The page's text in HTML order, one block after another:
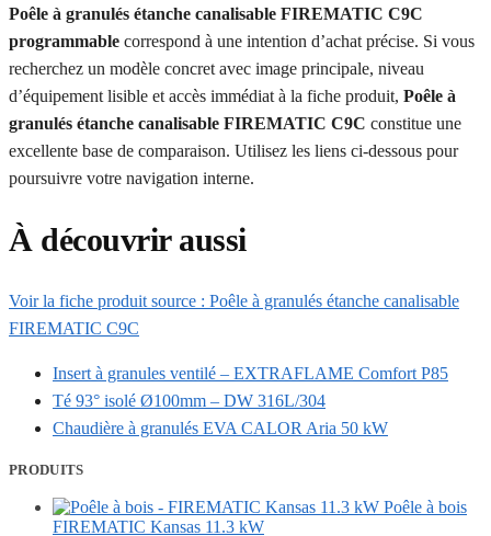
Poêle à granulés étanche canalisable FIREMATIC C9C
programmable correspond à une intention d’achat précise. Si vous
recherchez un modèle concret avec image principale, niveau
d’équipement lisible et accès immédiat à la fiche produit, Poêle à
granulés étanche canalisable FIREMATIC C9C constitue une
excellente base de comparaison. Utilisez les liens ci-dessous pour
poursuivre votre navigation interne.
À découvrir aussi
Voir la fiche produit source : Poêle à granulés étanche canalisable
FIREMATIC C9C
Insert à granules ventilé – EXTRAFLAME Comfort P85
Té 93° isolé Ø100mm – DW 316L/304
Chaudière à granulés EVA CALOR Aria 50 kW
PRODUITS
Poêle à bois
FIREMATIC Kansas 11.3 kW